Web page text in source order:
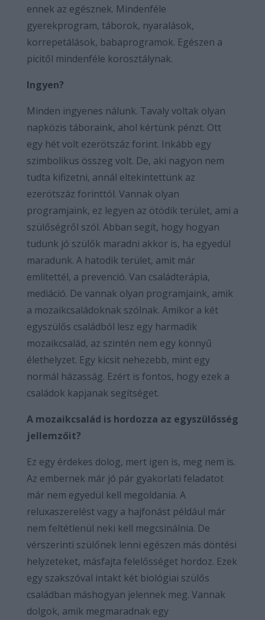
ennek az egésznek. Mindenféle
gyerekprogram, táborok, nyaralások,
korrepetálások, babaprogramok. Egészen a
picitől mindenféle korosztálynak.
Ingyen?
Minden ingyenes nálunk. Tavaly voltak olyan
napközis táboraink, ahol kértünk pénzt. Ott
egy hét volt ezerötszáz forint. Inkább egy
szimbolikus összeg volt. De, aki nagyon nem
tudta kifizetni, annál eltekintettünk az
ezerötszáz forinttól. Vannak olyan
programjaink, ez legyen az ötödik terület, ami a
szülőségről szól. Abban segít, hogy hogyan
tudunk jó szülők maradni akkor is, ha egyedül
maradunk. A hatodik terület, amit már
említettél, a prevenció. Van családterápia,
mediáció. De vannak olyan programjaink, amik
a mozaikcsaládoknak szólnak. Amikor a két
egyszülős családból lesz egy harmadik
mozaikcsalád, az szintén nem egy könnyű
élethelyzet. Egy kicsit nehezebb, mint egy
normál házasság. Ezért is fontos, hogy ezek a
családok kapjanak segítséget.
A mozaikcsalád is hordozza az egyszülősség
jellemzőit?
Ez egy érdekes dolog, mert igen is, meg nem is.
Az embernek már jó pár gyakorlati feladatot
már nem egyedül kell megoldania. A
reluxaszerelést vagy a hajfonást például már
nem feltétlenül neki kell megcsinálnia. De
vérszerinti szülőnek lenni egészen más döntési
helyzeteket, másfajta felelősséget hordoz. Ezek
egy szakszóval intakt két biológiai szülős
családban máshogyan jelennek meg. Vannak
dolgok, amik megmaradnak egy